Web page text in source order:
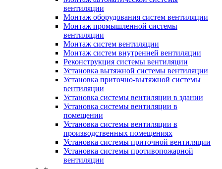
вентиляции
Монтаж оборудования систем вентиляции
Монтаж промышленной системы
вентиляции
Монтаж систем вентиляции
Монтаж систем внутренней вентиляции
Реконструкция системы вентиляции
Установка вытяжной системы вентиляции
Установка приточно-вытяжной системы
вентиляции
Установка системы вентиляции в здании
Установка системы вентиляции в
помещении
Установка системы вентиляции в
производственных помещениях
Установка системы приточной вентиляции
Установка системы противопожарной
вентиляции